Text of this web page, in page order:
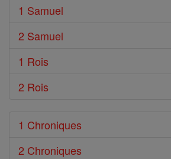
1 Samuel
2 Samuel
1 Rois
2 Rois
1 Chroniques
2 Chroniques